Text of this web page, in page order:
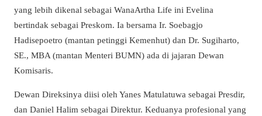
yang lebih dikenal sebagai WanaArtha Life ini Evelina
bertindak sebagai Preskom. Ia bersama Ir. Soebagjo
Hadisepoetro (mantan petinggi Kemenhut) dan Dr. Sugiharto,
SE., MBA (mantan Menteri BUMN) ada di jajaran Dewan
Komisaris.
Dewan Direksinya diisi oleh Yanes Matulatuwa sebagai Presdir,
dan Daniel Halim sebagai Direktur. Keduanya profesional yang